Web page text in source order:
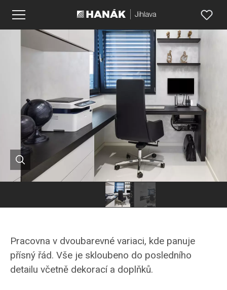
pracovnapracovna
Pracovna v dvoubarevné variaci, kde panuje
přísný řád. Vše je skloubeno do posledního
detailu včetně dekorací a doplňků.